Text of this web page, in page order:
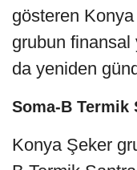
gösteren Konya
grubun finansal
da yeniden
Soma-B Termik
Konya Şeker